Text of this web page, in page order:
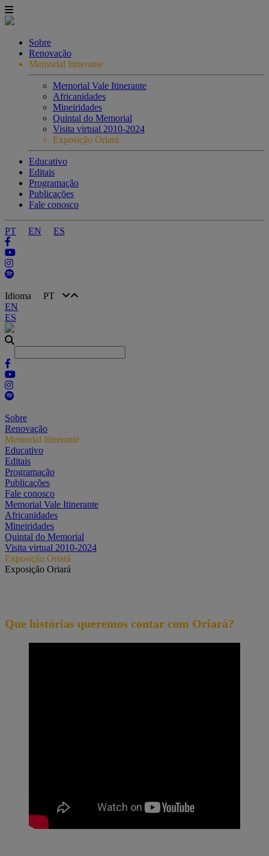
Sobre
Renovação
Memorial Itinerante
Memorial Vale Itinerante
Africanidades
Mineiridades
Quintal do Memorial
Visita virtual 2010-2024
Exposição Oriará
Educativo
Editais
Programação
Publicações
Fale conosco
PT EN ES
Idioma PT
EN
ES
Sobre
Renovação
Memorial Itinerante
Educativo
Editais
Programação
Publicações
Fale conosco
Memorial Vale Itinerante
Africanidades
Mineiridades
Quintal do Memorial
Visita virtual 2010-2024
Exposição Oriará
Exposição Oriará
Que histórias queremos contar com Oriará?